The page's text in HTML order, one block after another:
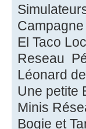
El Taco
Reseau
Léonard
Une petite
Minis
Bogie et